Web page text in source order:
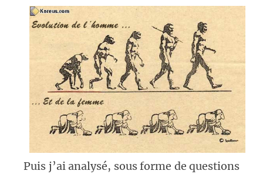
Puis j’ai analysé, sous forme de questions